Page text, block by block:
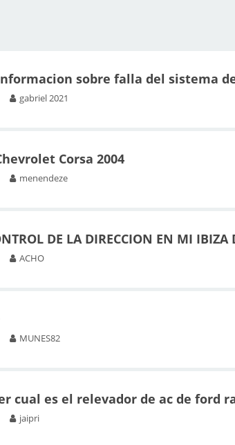
sobre falla del sistema
gabriel 2021
Corsa 2004
menendeze
DE LA DIRECCION EN MI IBIZA
ACHO
MUNES82
cual es el relevador de ac de ford
jaipri